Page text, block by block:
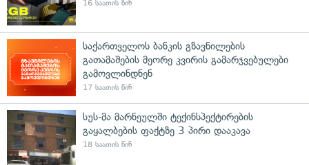
16 საათის წინ
საქართველოს ბანკის გზავნილების
გათამაშების მეორე კვირის გამარჯვებულები
გამოვლინდნენ
17 საათის წინ
სუს-მა მარნეულში ტექინსპექტირების
გაყალბების ფაქტზე 3 პირი დააკავა
18 საათის წინ